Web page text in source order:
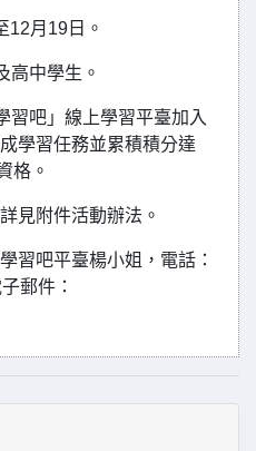
12月19日。
高中學生。
習吧」線上學習平臺加入
學習任務並累積積分達
格。
見附件活動辦法。
習吧平臺楊小姐，電話：
郵件：